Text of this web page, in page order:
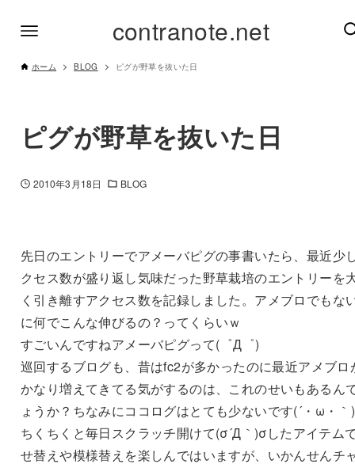
contranote.net
ホーム BLOG ピグが野草を抜いた日
ピグが野草を抜いた日
2010年3月18日 BLOG
先日のエントリーでアメーバピグの事書いたら、最近少
クセス数が盛り返し気味だった野草栽培のエントリーを
く引き離すアクセス数を記録しました。アメブロでもな
に何でこんな伸びるの？ってくらいｗ
すごいんですねアメーバピグって(゜Д゜)
巡回するブログも、昔はfc2が多かったのに最近アメブロ
かなり増えてきてる気がするのは、これのせいもあるん
ょうか？ちなみにココログはとても少ないです(´・ω・｀)
ちくちくと毎日スクラッチ開けて(σ´Д｀)σしたアイテム
せ替えや模様替えを楽しんではいますが、いかんせんチ